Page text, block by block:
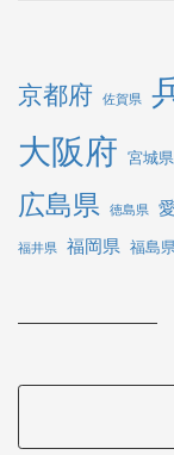
京都府 佐賀県
大阪府 宮城県
広島県 徳島県
福井県 福岡県 福島県